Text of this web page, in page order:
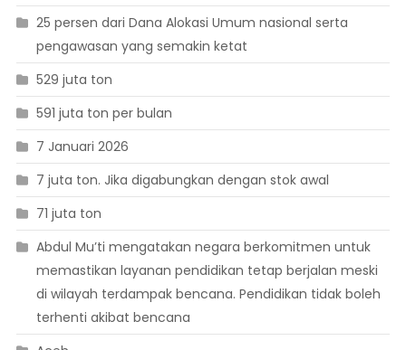
25 persen dari Dana Alokasi Umum nasional serta
pengawasan yang semakin ketat
529 juta ton
591 juta ton per bulan
7 Januari 2026
7 juta ton. Jika digabungkan dengan stok awal
71 juta ton
Abdul Mu’ti mengatakan negara berkomitmen untuk
memastikan layanan pendidikan tetap berjalan meski
di wilayah terdampak bencana. Pendidikan tidak boleh
terhenti akibat bencana